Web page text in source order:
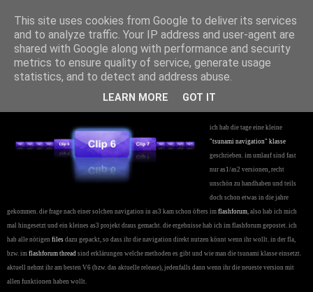
Niklas Knaack Dev Blog
2/25/2009
Tsunami Navigation, Actionscript 3,
ich hab die tage eine kleine
"tsunami navigation" klasse
geschrieben. im umlauf sind fast
nur as1/as2 versionen, recht
unschön zu handhaben und teils
doch schon etwas in die jahre
gekommen. die frage nach einer solchen navigation in as3 kam schon öfters im flashforum , also hab ich mich
mal hingesetzt und ein kleines as3 projekt draus gemacht. die ergebnisse hab ich im flashforum gepostet. ich
hab alle nötigen files dazu gepackt, so dass ihr die navigation direkt nutzen könnt wenn ihr wollt. in der fla,
bzw. im flashforum thread sind erklärungen welche methoden es gibt und wie man die tsunami klasse einsetzt.
aktuell nehmt ihr am besten V6 (bzw. das aktuelle release), jedenfalls dann wenn ihr die neueste version mit
allen funktionen haben wollt.
This site uses cookies from Google to deliver its services
and to analyze traffic. Your IP address and user-agent are
shared with Google along with performance and security
metrics to ensure quality of service, generate usage
statistics, and to detect and address abuse.
LEARN MORE GOT IT